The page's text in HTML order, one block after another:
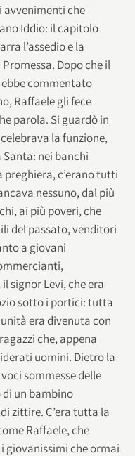
che
Iddio: il capitolo
l’assedio e la
Dopo che il
commentato
Raffaele gli fece
parola. Si guardò in
la funzione,
nei banchi
c’erano tutti
nessuno, dal più
ai più poveri, che
del passato, venditori
a giovani
signor Levi, che era
sotto i portici: tutta
era divenuta con
che, appena
uomini. Dietro la
sommesse delle
un bambino
zittire. C’era tutta la
Raffaele, che
giovanissimi che ormai